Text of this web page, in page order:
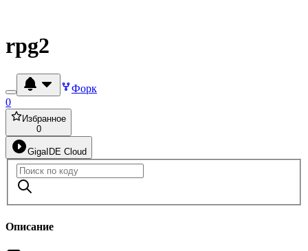
rpg2
Форк
0
Избранное
0
GigaIDE Cloud
Описание